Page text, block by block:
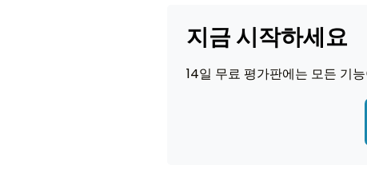
지금 시작하세요
14일 무료 평가판에는 모든 기